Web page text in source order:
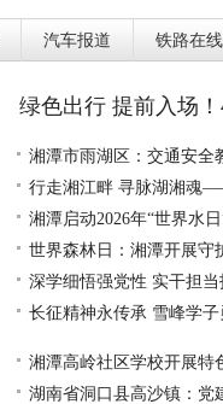
汽车报道 铁路在线
绿色出行 提前入场
湘潭市雨湖区：交通安全
行走湘江畔 寻脉湖湘魂
湘潭启动2026年“世界水
世界森林日：湘潭开展守
深学细悟强党性 实干担
长征精神永传承 雪峰学
湘潭高岭社区学校开展特
湖南省洞口县高沙镇：党